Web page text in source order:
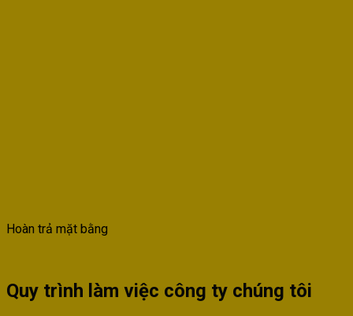
Hoàn trả mặt bằng
Quy trình làm việc công ty chúng tôi